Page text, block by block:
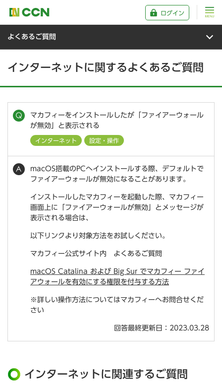
ログイン
よくあるご質問
インターネットに関するよくあるご質問
マカフィーをインストールしたが「ファイアーウォール
が無効」と表示される
インターネット 設定・操作
macOS搭載のPCへインストールする際、デフォルトで
ファイアーウォールが無効になることがあります。
インストールしたマカフィーを起動した際、マカフィー
画面上に「ファイアーウォールが無効」とメッセージが
表示される場合は、
以下リンクより対象方法をお試しください。
マカフィー公式サイト内 よくあるご質問
macOS Catalina および Big Sur でマカフィー ファイ
アウォールを有効にする権限を付与する方法
※詳しい操作方法についてはマカフィーへお問合せくだ
さい
回答最終更新日：2023.03.28
インターネットに関連するご質問